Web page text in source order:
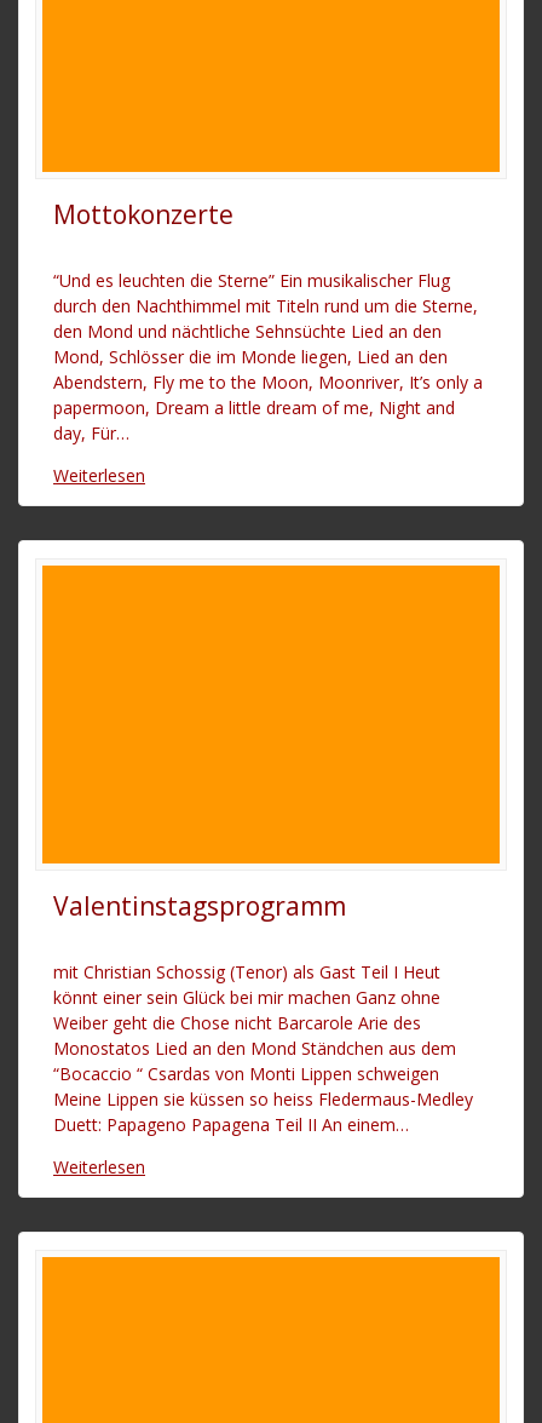
Mottokonzerte
“Und es leuchten die Sterne” Ein musikalischer Flug
durch den Nachthimmel mit Titeln rund um die Sterne,
den Mond und nächtliche Sehnsüchte Lied an den
Mond, Schlösser die im Monde liegen, Lied an den
Abendstern, Fly me to the Moon, Moonriver, It’s only a
papermoon, Dream a little dream of me, Night and
day, Für…
Weiterlesen
Valentinstagsprogramm
mit Christian Schossig (Tenor) als Gast Teil I Heut
könnt einer sein Glück bei mir machen Ganz ohne
Weiber geht die Chose nicht Barcarole Arie des
Monostatos Lied an den Mond Ständchen aus dem
“Bocaccio “ Csardas von Monti Lippen schweigen
Meine Lippen sie küssen so heiss Fledermaus-Medley
Duett: Papageno Papagena Teil II An einem…
Weiterlesen